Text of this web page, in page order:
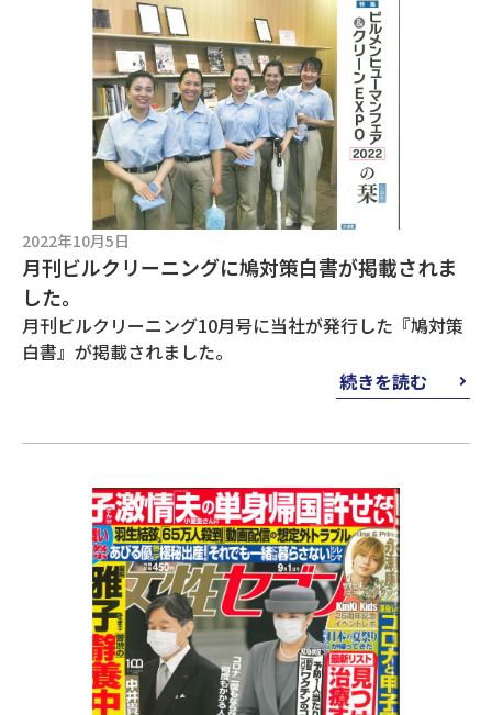
2022年10月5日
月刊ビルクリーニングに鳩対策白書が掲載されま
した。
月刊ビルクリーニング10月号に当社が発行した『鳩対策
白書』が掲載されました。
続きを読む